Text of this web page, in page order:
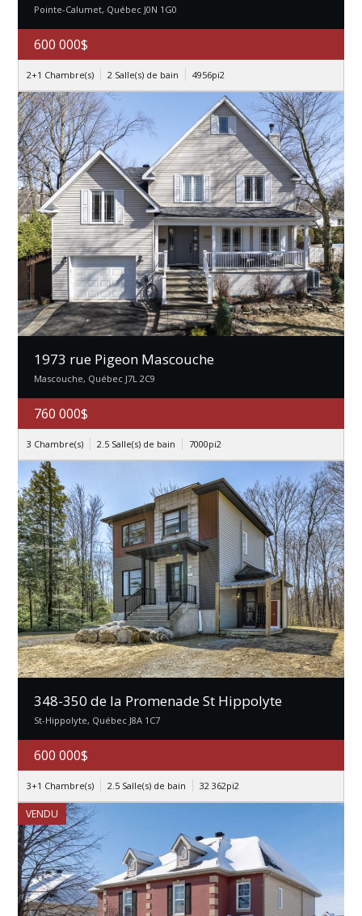
Pointe-Calumet, Québec J0N 1G0
600 000$
2+1 Chambre(s) 2 Salle(s) de bain 4956pi2
1973 rue Pigeon Mascouche
Mascouche, Québec J7L 2C9
760 000$
3 Chambre(s) 2.5 Salle(s) de bain 7000pi2
348-350 de la Promenade St Hippolyte
St-Hippolyte, Québec J8A 1C7
600 000$
3+1 Chambre(s) 2.5 Salle(s) de bain 32 362pi2
VENDU